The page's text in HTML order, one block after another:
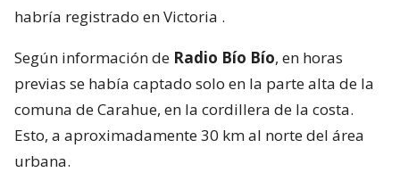
habría registrado en Victoria .
Según información de Radio Bío Bío, en horas
previas se había captado solo en la parte alta de la
comuna de Carahue, en la cordillera de la costa.
Esto, a aproximadamente 30 km al norte del área
urbana.